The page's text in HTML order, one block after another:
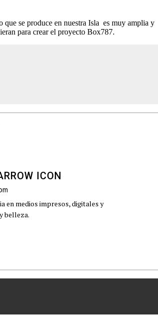
que se produce en nuestra Isla es muy amplia y
para crear el proyecto Box787.
en medios impresos, digitales y
belleza.